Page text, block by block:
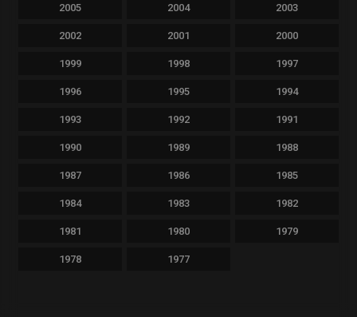
2005 2004 2003
2002 2001 2000
1999 1998 1997
1996 1995 1994
1993 1992 1991
1990 1989 1988
1987 1986 1985
1984 1983 1982
1981 1980 1979
1978 1977